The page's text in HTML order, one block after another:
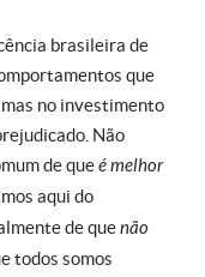
brasileira de
que
no investimento
Não
de queé melhor
aqui do
de quenão
todos somos